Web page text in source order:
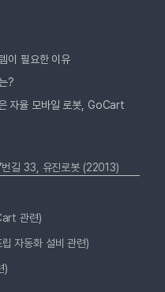
이 필요한 이유
?
자율 모바일 로봇, GoCart
길 33, 유진로봇 (22013)
관련)
자동화 설비 관련)
)